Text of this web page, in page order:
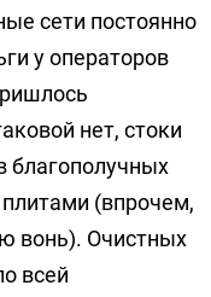
сети постоянно
у операторов
нет, стоки
благополучных
(впрочем,
вонь). Очистных
всей